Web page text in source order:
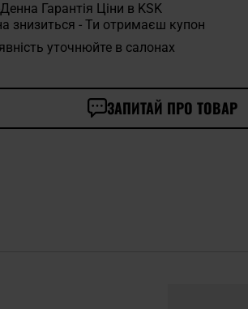
Гарантія Ціни в KSK
знизиться - Ти отримаєш купон
уточнюйте в салонах
ЗАПИТАЙ ПРО ТОВАР